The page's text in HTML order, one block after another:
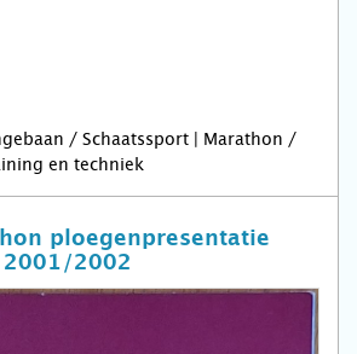
/ Schaatssport | Marathon /
en techniek
ploegenpresentatie
2002